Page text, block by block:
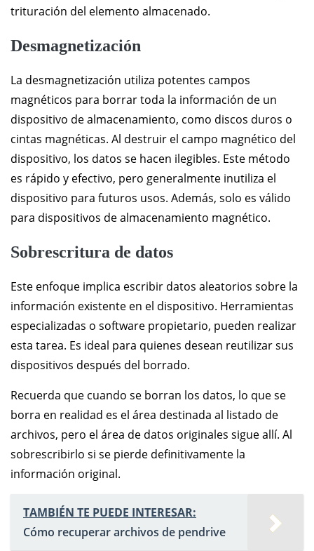
trituración del elemento almacenado.
Desmagnetización
La desmagnetización utiliza potentes campos
magnéticos para borrar toda la información de un
dispositivo de almacenamiento, como discos duros o
cintas magnéticas. Al destruir el campo magnético del
dispositivo, los datos se hacen ilegibles. Este método
es rápido y efectivo, pero generalmente inutiliza el
dispositivo para futuros usos. Además, solo es válido
para dispositivos de almacenamiento magnético.
Sobrescritura de datos
Este enfoque implica escribir datos aleatorios sobre la
información existente en el dispositivo. Herramientas
especializadas o software propietario, pueden realizar
esta tarea. Es ideal para quienes desean reutilizar sus
dispositivos después del borrado.
Recuerda que cuando se borran los datos, lo que se
borra en realidad es el área destinada al listado de
archivos, pero el área de datos originales sigue allí. Al
sobrescribirlo si se pierde definitivamente la
información original.
TAMBIÉN TE PUEDE INTERESAR:
Cómo recuperar archivos de pendrive